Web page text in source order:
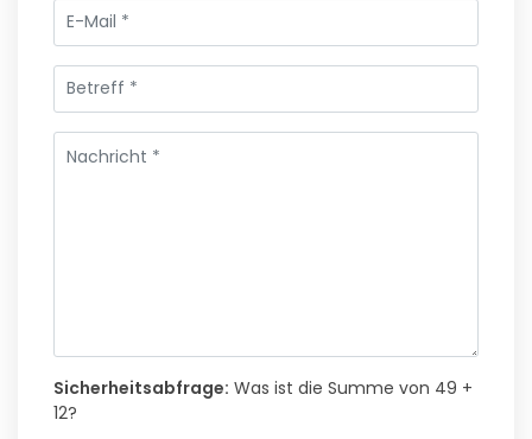
Sicherheitsabfrage: Was ist die Summe von 49 +
12?